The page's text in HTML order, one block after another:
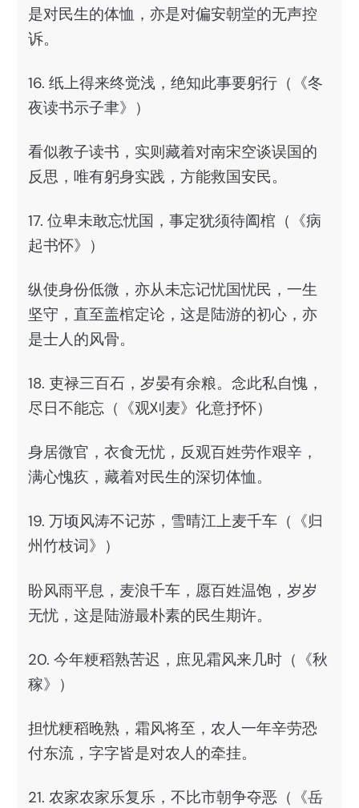
是对民生的体恤，亦是对偏安朝堂的无声控
诉。
16. 纸上得来终觉浅，绝知此事要躬行（《冬
夜读书示子聿》）
看似教子读书，实则藏着对南宋空谈误国的
反思，唯有躬身实践，方能救国安民。
17. 位卑未敢忘忧国，事定犹须待阖棺（《病
起书怀》）
纵使身份低微，亦从未忘记忧国忧民，一生
坚守，直至盖棺定论，这是陆游的初心，亦
是士人的风骨。
18. 吏禄三百石，岁晏有余粮。念此私自愧，
尽日不能忘（《观刈麦》化意抒怀）
身居微官，衣食无忧，反观百姓劳作艰辛，
满心愧疚，藏着对民生的深切体恤。
19. 万顷风涛不记苏，雪晴江上麦千车（《归
州竹枝词》）
盼风雨平息，麦浪千车，愿百姓温饱，岁岁
无忧，这是陆游最朴素的民生期许。
20. 今年粳稻熟苦迟，庶见霜风来几时（《秋
稼》）
担忧粳稻晚熟，霜风将至，农人一年辛劳恐
付东流，字字皆是对农人的牵挂。
21. 农家农家乐复乐，不比市朝争夺恶（《岳